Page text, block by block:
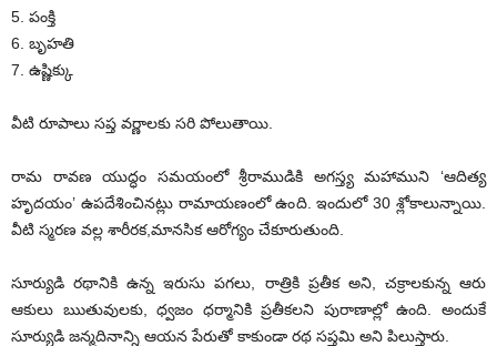
5. పంక్తి
6. బృహతి
7. ఉష్ణిక్కు
వీటి రూపాలు సప్త వర్ణాలకు సరి పోలుతాయి.
రామ రావణ యుద్ధం సమయంలో శ్రీరాముడికి అగస్త్య మహాముని ‘ఆదిత్య
హృదయం’ ఉపదేశించినట్లు రామాయణంలో ఉంది. ఇందులో 30 శ్లోకాలున్నాయి.
వీటి స్మరణ వల్ల శారీరక,మానసిక ఆరోగ్యం చేకూరుతుంది.
సూర్యుడి రథానికి ఉన్న ఇరుసు పగలు, రాత్రికి ప్రతీక అని, చక్రాలకున్న ఆరు
ఆకులు ఋతువులకు, ధ్వజం ధర్మానికి ప్రతీకలని పురాణాల్లో ఉంది. అందుకే
సూర్యుడి జన్మదినాన్ని ఆయన పేరుతో కాకుండా రథ సప్తమి అని పిలుస్తారు.